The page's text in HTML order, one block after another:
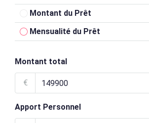
Montant du Prêt
Mensualité du Prêt
Montant total
€
Apport Personnel